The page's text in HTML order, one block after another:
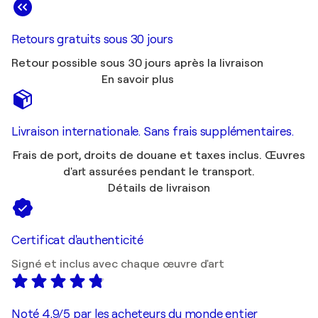
Retours gratuits sous 30 jours
Retour possible sous 30 jours après la livraison
En savoir plus
Livraison internationale. Sans frais supplémentaires.
Frais de port, droits de douane et taxes inclus. Œuvres
d'art assurées pendant le transport.
Détails de livraison
Certificat d'authenticité
Signé et inclus avec chaque œuvre d'art
Noté 4,9/5 par les acheteurs du monde entier